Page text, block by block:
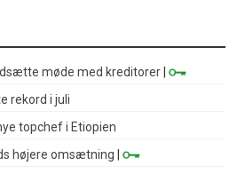
møde med kreditorer |
rekord i juli
topchef i Etiopien
højere omsætning |